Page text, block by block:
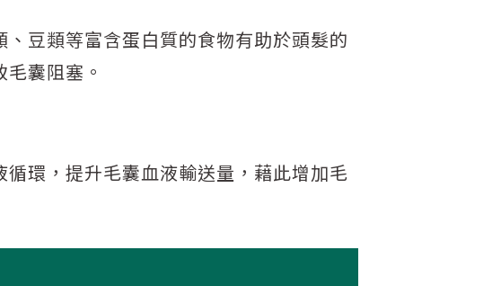
豆類等富含蛋白質的食物有助於頭髮的
囊阻塞。
環，提升毛囊血液輸送量，藉此增加毛